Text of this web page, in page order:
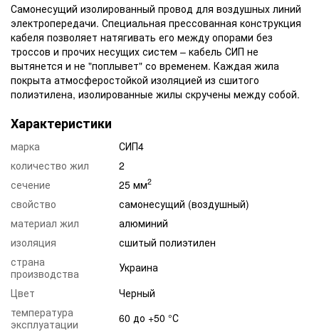
Самонесущий изолированный провод для воздушных линий
электропередачи. Специальная прессованная конструкция
кабеля позволяет натягивать его между опорами без
троссов и прочих несущих систем – кабель СИП не
вытянется и не "поплывет" со временем. Каждая жила
покрыта атмосферостойкой изоляцией из сшитого
полиэтилена, изолированные жилы скручены между собой.
Характеристики
марка
СИП4
количество жил
2
сечение
25 мм2
свойство
самонесущий (воздушный)
материал жил
алюминий
изоляция
сшитый полиэтилен
страна
производства
Украина
Цвет
Черный
температура
эксплуатации
60 до +50 °С